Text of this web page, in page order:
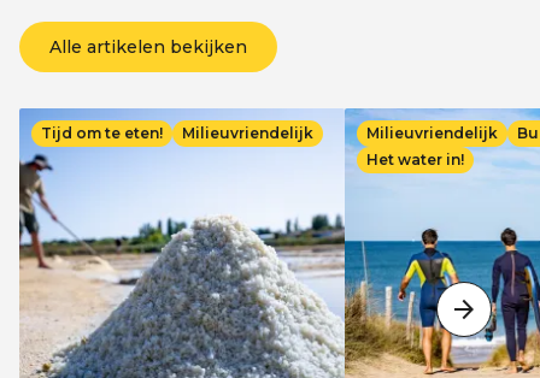
Alle artikelen bekijken
Tijd om te eten! Milieuvriendelijk
Afbeelding
Milieuvriendelijk
Het water in!
Afbeelding